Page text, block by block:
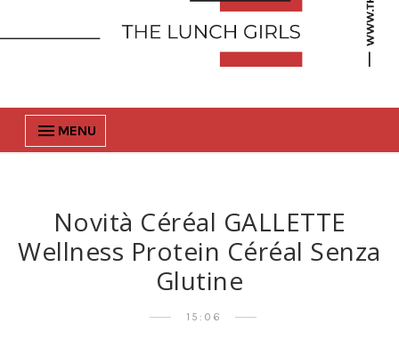
MENU
Novità Céréal GALLETTE
Wellness Protein Céréal Senza
Glutine
15:06